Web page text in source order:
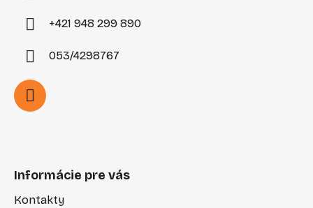
+421 948 299 890
053/4298767
Informácie pre vás
Kontakty